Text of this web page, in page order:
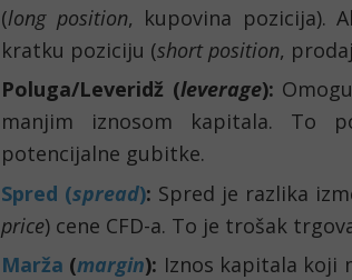
(long position, kupovina pozicija).
kratku poziciju (short position,
Poluga/Leveridž (leverage):
manjim iznosom kapitala. To
potencijalne gubitke.
Spred (spread): Spred je razlika
price) cene CFD-a. To je trošak
Marža (margin): Iznos kapitala koji